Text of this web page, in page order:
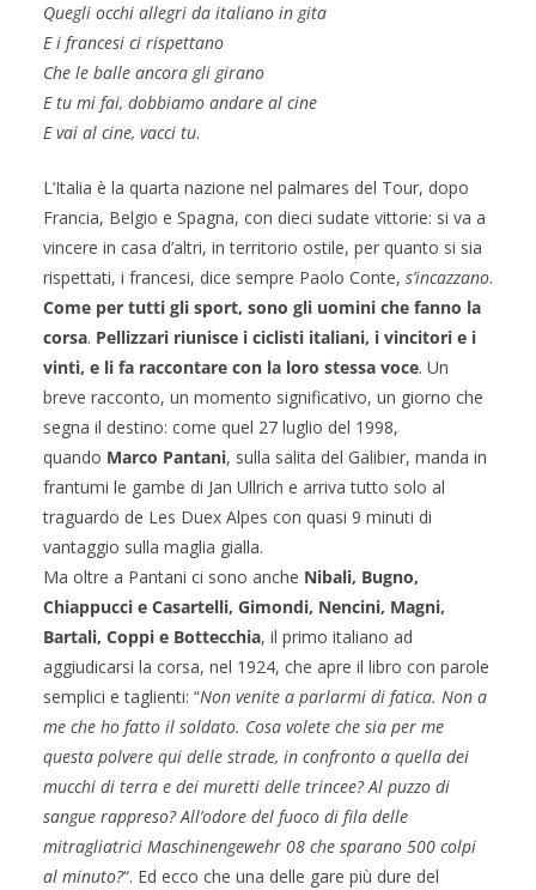
Quegli occhi allegri da italiano in gita
E i francesi ci rispettano
Che le balle ancora gli girano
E tu mi fai, dobbiamo andare al cine
E vai al cine, vacci tu.
L’Italia è la quarta nazione nel palmares del Tour, dopo
Francia, Belgio e Spagna, con dieci sudate vittorie: si va a
vincere in casa d’altri, in territorio ostile, per quanto si sia
rispettati, i francesi, dice sempre Paolo Conte, s’incazzano.
Come per tutti gli sport, sono gli uomini che fanno la
corsa. Pellizzari riunisce i ciclisti italiani, i vincitori e i
vinti, e li fa raccontare con la loro stessa voce. Un
breve racconto, un momento significativo, un giorno che
segna il destino: come quel 27 luglio del 1998,
quando Marco Pantani, sulla salita del Galibier, manda in
frantumi le gambe di Jan Ullrich e arriva tutto solo al
traguardo de Les Duex Alpes con quasi 9 minuti di
vantaggio sulla maglia gialla.
Ma oltre a Pantani ci sono anche Nibali, Bugno,
Chiappucci e Casartelli, Gimondi, Nencini, Magni,
Bartali, Coppi e Bottecchia, il primo italiano ad
aggiudicarsi la corsa, nel 1924, che apre il libro con parole
semplici e taglienti: “Non venite a parlarmi di fatica. Non a
me che ho fatto il soldato. Cosa volete che sia per me
questa polvere qui delle strade, in confronto a quella dei
mucchi di terra e dei muretti delle trincee? Al puzzo di
sangue rappreso? All’odore del fuoco di fila delle
mitragliatrici Maschinengewehr 08 che sparano 500 colpi
al minuto?“. Ed ecco che una delle gare più dure del